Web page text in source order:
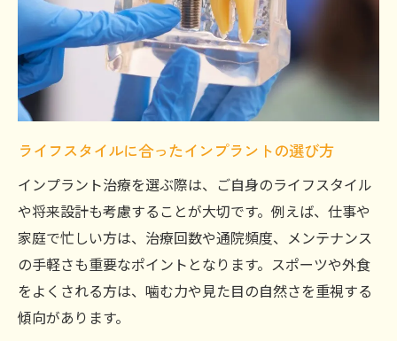
ライフスタイルに合ったインプラントの選び方
インプラント治療を選ぶ際は、ご自身のライフスタイル
や将来設計も考慮することが大切です。例えば、仕事や
家庭で忙しい方は、治療回数や通院頻度、メンテナンス
の手軽さも重要なポイントとなります。スポーツや外食
をよくされる方は、噛む力や見た目の自然さを重視する
傾向があります。